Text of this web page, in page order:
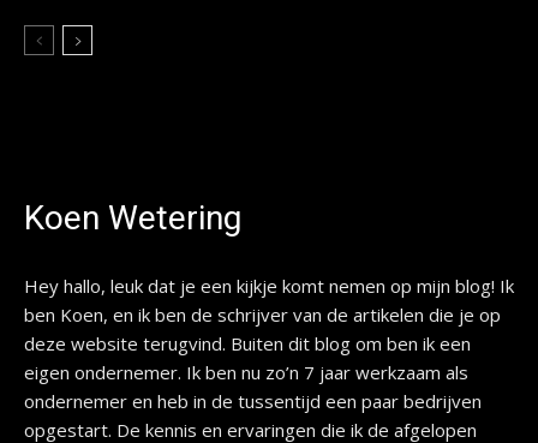
Koen Wetering
Hey hallo, leuk dat je een kijkje komt nemen op mijn blog! Ik
ben Koen, en ik ben de schrijver van de artikelen die je op
deze website terugvind. Buiten dit blog om ben ik een
eigen ondernemer. Ik ben nu zo’n 7 jaar werkzaam als
ondernemer en heb in de tussentijd een paar bedrijven
opgestart. De kennis en ervaringen die ik de afgelopen